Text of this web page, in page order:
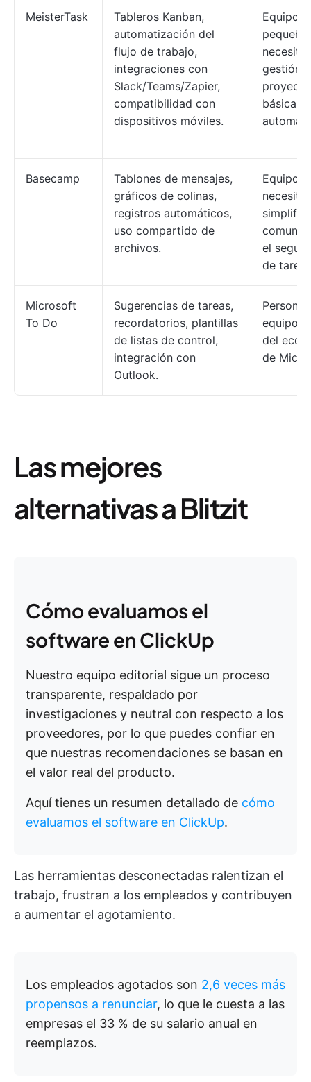
MeisterTask
Tableros Kanban,
automatización del
flujo de trabajo,
integraciones con
Slack/Teams/Zapier,
compatibilidad con
dispositivos móviles.
Equipos
gestión
básica
Basecamp
Tablones de mensajes,
gráficos de colinas,
registros automáticos,
uso compartido de
archivos.
Equipos
el
de
Microsoft
To Do
Sugerencias de tareas,
recordatorios, plantillas
de listas de control,
integración con
Outlook.
equipos
del
de
Las mejores
alternativas a Blitzit
Cómo evaluamos el
software en ClickUp
Nuestro equipo editorial sigue un proceso
transparente, respaldado por
investigaciones y neutral con respecto a los
proveedores, por lo que puedes confiar en
que nuestras recomendaciones se basan en
el valor real del producto.
Aquí tienes un resumen detallado de cómo
evaluamos el software en ClickUp.
Las herramientas desconectadas ralentizan el
trabajo, frustran a los empleados y contribuyen
a aumentar el agotamiento.
Los empleados agotados son 2,6 veces más
propensos a renunciar, lo que le cuesta a las
empresas el 33 % de su salario anual en
reemplazos.